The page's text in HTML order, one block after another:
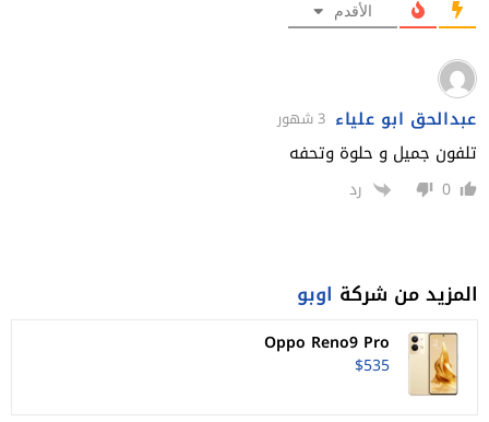
الأقدم
عبدالحق ابو علياء
تلفون جميل و حلوة وتحفه
0 رد
المزيد من شركة اوبو
Oppo Reno9 Pro
$535